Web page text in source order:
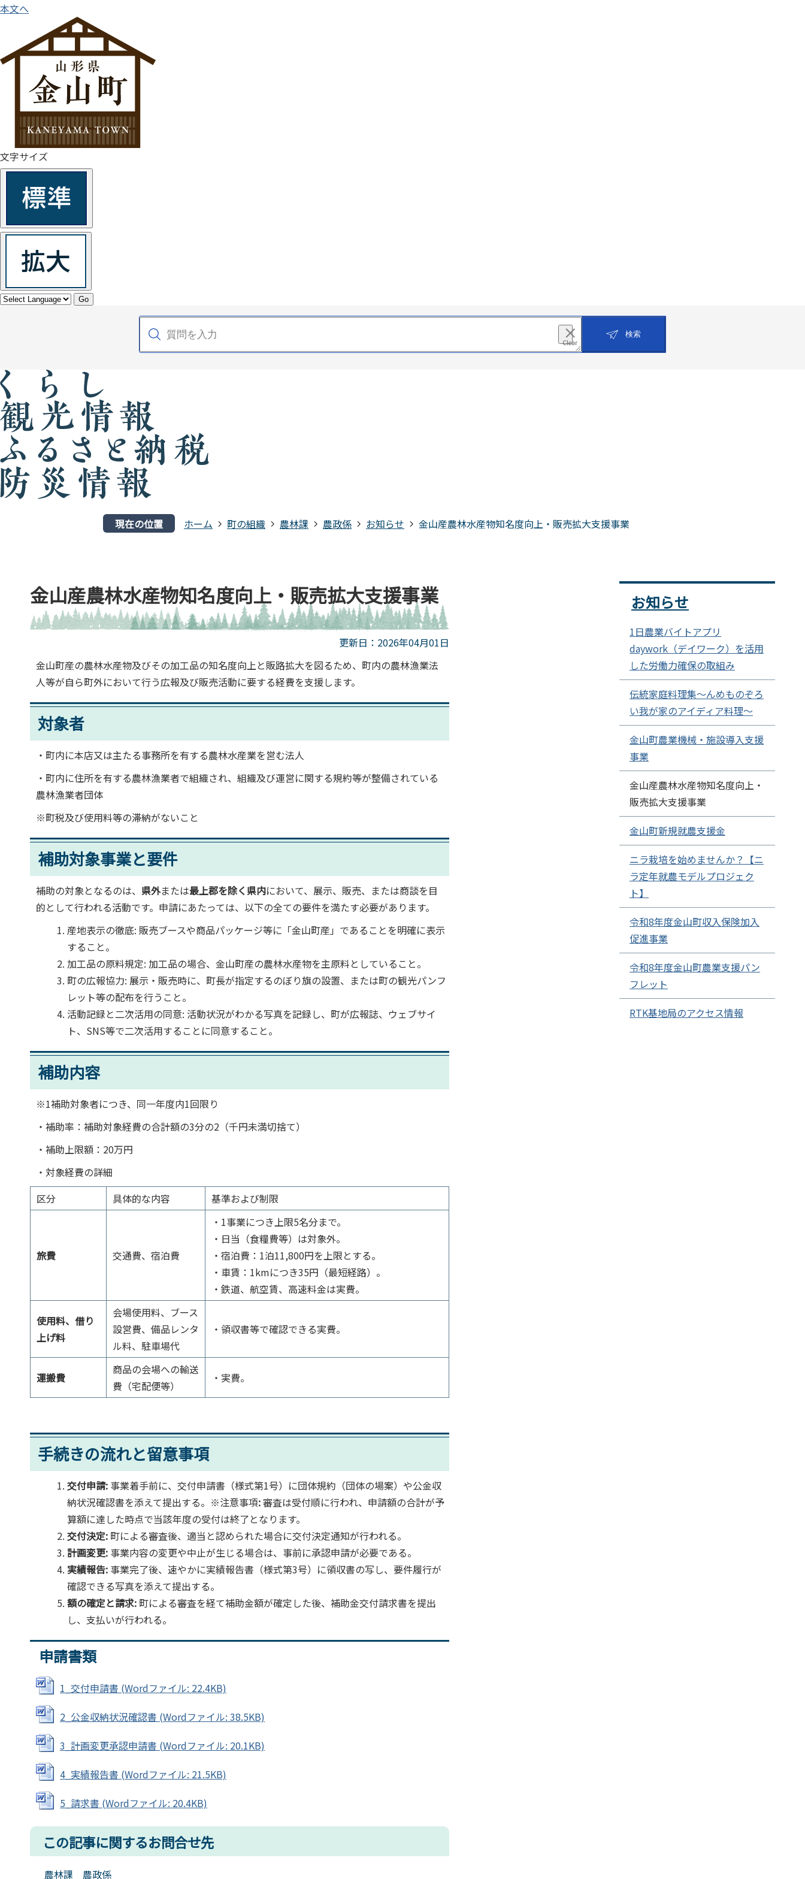
本文へ
文字サイズ
Go
検索
現在の位置 ホーム 町の組織 農林課 農政係 お知らせ 金山産農林水産物知名度向上・販売拡大支援事業
金山産農林水産物知名度向上・販売拡大支援事業
更新日：2026年04月01日
金山町産の農林水産物及びその加工品の知名度向上と販路拡大を図るため、町内の農林漁業法
人等が自ら町外において行う広報及び販売活動に要する経費を支援します。
対象者
・町内に本店又は主たる事務所を有する農林水産業を営む法人
・町内に住所を有する農林漁業者で組織され、組織及び運営に関する規約等が整備されている
農林漁業者団体
※町税及び使用料等の滞納がないこと
補助対象事業と要件
補助の対象となるのは、 県外または最上郡を除く県内において、展示、販売、または商談を目
的として行われる活動です。申請にあたっては、以下の全ての要件を満たす必要があります。
産地表示の徹底: 販売ブースや商品パッケージ等に「金山町産」であることを明確に表示
すること。
加工品の原料規定: 加工品の場合、金山町産の農林水産物を主原料としていること。
町の広報協力: 展示・販売時に、町長が指定するのぼり旗の設置、または町の観光パンフ
レット等の配布を行うこと。
活動記録と二次活用の同意: 活動状況がわかる写真を記録し、町が広報誌、ウェブサイ
ト、SNS等で二次活用することに同意すること。
補助内容
※1補助対象者につき、同一年度内1回限り
・補助率：補助対象経費の合計額の3分の2（千円未満切捨て）
・補助上限額：20万円
・対象経費の詳細
区分
具体的な内容 基準および制限
旅費 交通費、宿泊費
・1事業につき上限5名分まで。
・日当（食糧費等）は対象外。
・宿泊費：1泊11,800円を上限とする。
・車賃：1kmにつき35円（最短経路）。
・鉄道、航空賃、高速料金は実費。
使用料、借り
上げ料
会場使用料、ブース
設営費、備品レンタ
ル料、駐車場代
・領収書等で確認できる実費。
運搬費
商品の会場への輸送
費（宅配便等）
・実費。
手続きの流れと留意事項
交付申請: 事業着手前に、交付申請書（様式第1号）に団体規約（団体の場案）や公金収
納状況確認書を添えて提出する。※注意事項:審査は受付順に行われ、申請額の合計が予
算額に達した時点で当該年度の受付は終了となります。
交付決定: 町による審査後、適当と認められた場合に交付決定通知が行われる。
計画変更: 事業内容の変更や中止が生じる場合は、事前に承認申請が必要である。
実績報告: 事業完了後、速やかに実績報告書（様式第3号）に領収書の写し、要件履行が
確認できる写真を添えて提出する。
額の確定と請求: 町による審査を経て補助金額が確定した後、補助金交付請求書を提出
し、支払いが行われる。
申請書類
1_交付申請書 (Wordファイル: 22.4KB)
2_公金収納状況確認書 (Wordファイル: 38.5KB)
3_計画変更承認申請書 (Wordファイル: 20.1KB)
4_実績報告書 (Wordファイル: 21.5KB)
5_請求書 (Wordファイル: 20.4KB)
この記事に関するお問合せ先
農林課 農政係
お知らせ
1日農業バイトアプリ
daywork（デイワーク）を活用
した労働力確保の取組み
伝統家庭料理集～んめものぞろ
い我が家のアイディア料理～
金山町農業機械・施設導入支援
事業
金山産農林水産物知名度向上・
販売拡大支援事業
金山町新規就農支援金
ニラ栽培を始めませんか？【ニ
ラ定年就農モデルプロジェク
ト】
令和8年度金山町収入保険加入
促進事業
令和8年度金山町農業支援パン
フレット
RTK基地局のアクセス情報